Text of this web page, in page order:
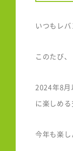
いつもレ
このたび
2024年8月
に楽しめ
今年も楽